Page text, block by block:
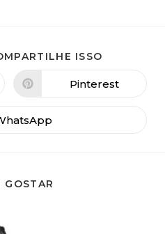
ISSO
Pinterest
GOSTAR